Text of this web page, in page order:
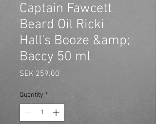
Captain Fawcett
Beard Oil Ricki
Hall's Booze &amp;
Baccy 50 ml
SEK 259.00
Quantity *